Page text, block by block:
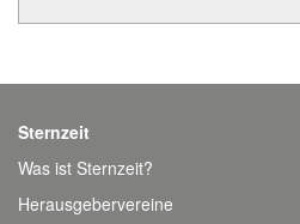
Sternzeit
Was ist Sternzeit?
Herausgebervereine